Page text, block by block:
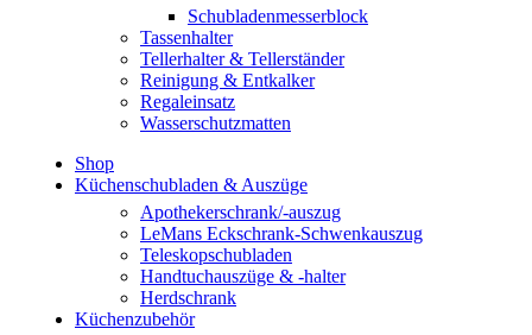
Schubladenmesserblock
Tassenhalter
Tellerhalter & Tellerständer
Reinigung & Entkalker
Regaleinsatz
Wasserschutzmatten
Shop
Küchenschubladen & Auszüge
Apothekerschrank/-auszug
LeMans Eckschrank-Schwenkauszug
Teleskopschubladen
Handtuchauszüge & -halter
Herdschrank
Küchenzubehör